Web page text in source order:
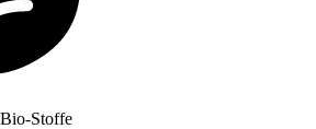
Stoffe